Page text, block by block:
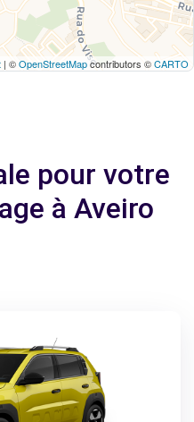
| ©OpenStreetMapcontributors ©CARTO
pour votre
à Aveiro